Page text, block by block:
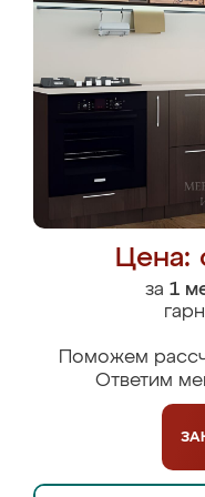
Цена:
за 1
Поможем
Ответим